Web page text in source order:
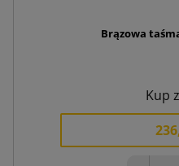
Brązowa
Kup